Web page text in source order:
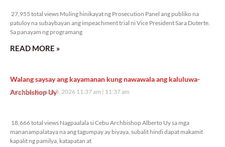
27,955 total views Muling hinikayat ng Prosecution Panel ang publiko na
patuloy na subaybayan ang impeachment trial ni Vice President Sara Duterte.
Sa panayam ng programang
READ MORE »
Walang saysay ang kayamanan kung nawawala ang kaluluwa-
Archbishop Uy
Saturday, August 8, 2026 11:37 am 11:37 am
18,666 total views Nagpaalala si Cebu Archbishop Alberto Uy sa mga
mananampalataya na ang tagumpay ay biyaya, subalit hindi dapat makamit
kapalit ng pamilya, katapatan at